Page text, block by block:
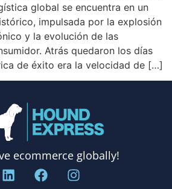
global se encuentra en un
impulsada por la explosión
y la evolución de las
Atrás quedaron los días
de éxito era la velocidad de […]
ecommerce globally!